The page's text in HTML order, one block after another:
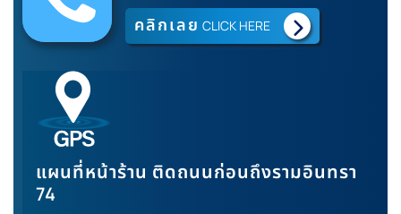
คลิกเลย CLICK HERE
แผนที่หน้าร้าน ติดถนนก่อนถึงรามอินทรา
74